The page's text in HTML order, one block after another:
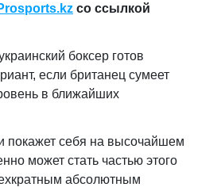
со ссылкой
боксер готов
если британец сумеет
в ближайших
покажет себя на высочайшем
может стать частью этого
абсолютным